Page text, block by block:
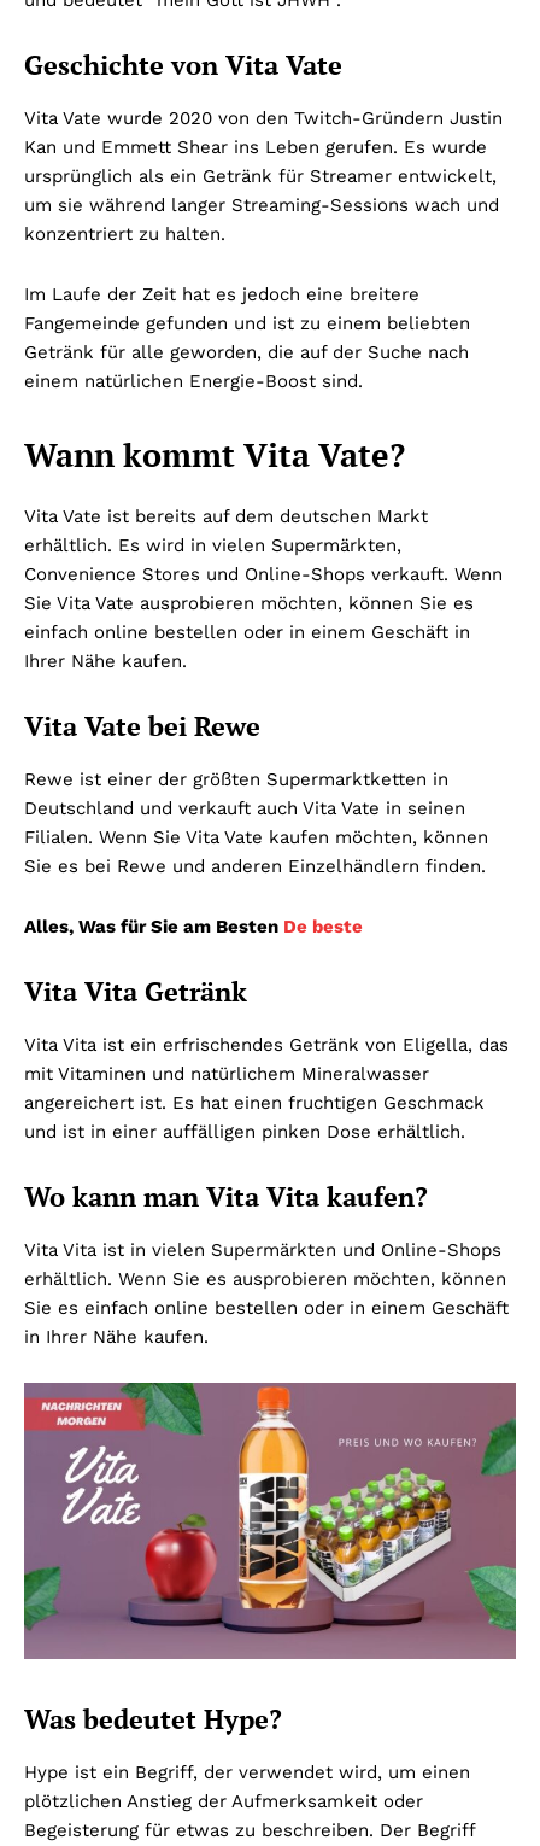
Geschichte von Vita Vate
Vita Vate wurde 2020 von den Twitch-Gründern Justin
Kan und Emmett Shear ins Leben gerufen. Es wurde
ursprünglich als ein Getränk für Streamer entwickelt,
um sie während langer Streaming-Sessions wach und
konzentriert zu halten.
Im Laufe der Zeit hat es jedoch eine breitere
Fangemeinde gefunden und ist zu einem beliebten
Getränk für alle geworden, die auf der Suche nach
einem natürlichen Energie-Boost sind.
Wann kommt Vita Vate?
Vita Vate ist bereits auf dem deutschen Markt
erhältlich. Es wird in vielen Supermärkten,
Convenience Stores und Online-Shops verkauft. Wenn
Sie Vita Vate ausprobieren möchten, können Sie es
einfach online bestellen oder in einem Geschäft in
Ihrer Nähe kaufen.
Vita Vate bei Rewe
Rewe ist einer der größten Supermarktketten in
Deutschland und verkauft auch Vita Vate in seinen
Filialen. Wenn Sie Vita Vate kaufen möchten, können
Sie es bei Rewe und anderen Einzelhändlern finden.
Alles, Was für Sie am Besten De beste
Vita Vita Getränk
Vita Vita ist ein erfrischendes Getränk von Eligella, das
mit Vitaminen und natürlichem Mineralwasser
angereichert ist. Es hat einen fruchtigen Geschmack
und ist in einer auffälligen pinken Dose erhältlich.
Wo kann man Vita Vita kaufen?
Vita Vita ist in vielen Supermärkten und Online-Shops
erhältlich. Wenn Sie es ausprobieren möchten, können
Sie es einfach online bestellen oder in einem Geschäft
in Ihrer Nähe kaufen.
Was bedeutet Hype?
Hype ist ein Begriff, der verwendet wird, um einen
plötzlichen Anstieg der Aufmerksamkeit oder
Begeisterung für etwas zu beschreiben. Der Begriff